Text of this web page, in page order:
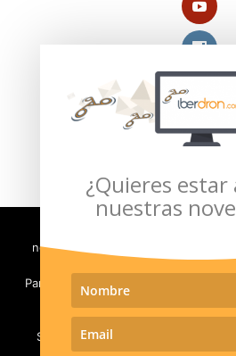
Compra segura
Política de Privacidad
Moneda e Impuestos
Política de Devoluciones
¿Quieres estar
nuestras
necesitamos almacenar en su
Para poder seguir navegando en
Si quiere más información puede